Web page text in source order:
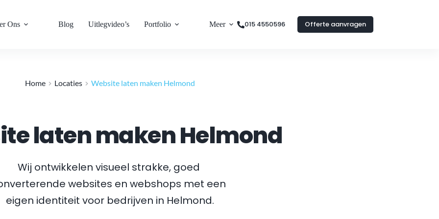
Ons Blog Uitlegvideo’s Portfolio Meer 015 4550596 Offerte aanvragen
Home Locaties Website laten maken Helmond
laten maken Helmond
Wij ontwikkelen visueel strakke, goed
websites en webshops met een
eigen identiteit voor bedrijven in Helmond.